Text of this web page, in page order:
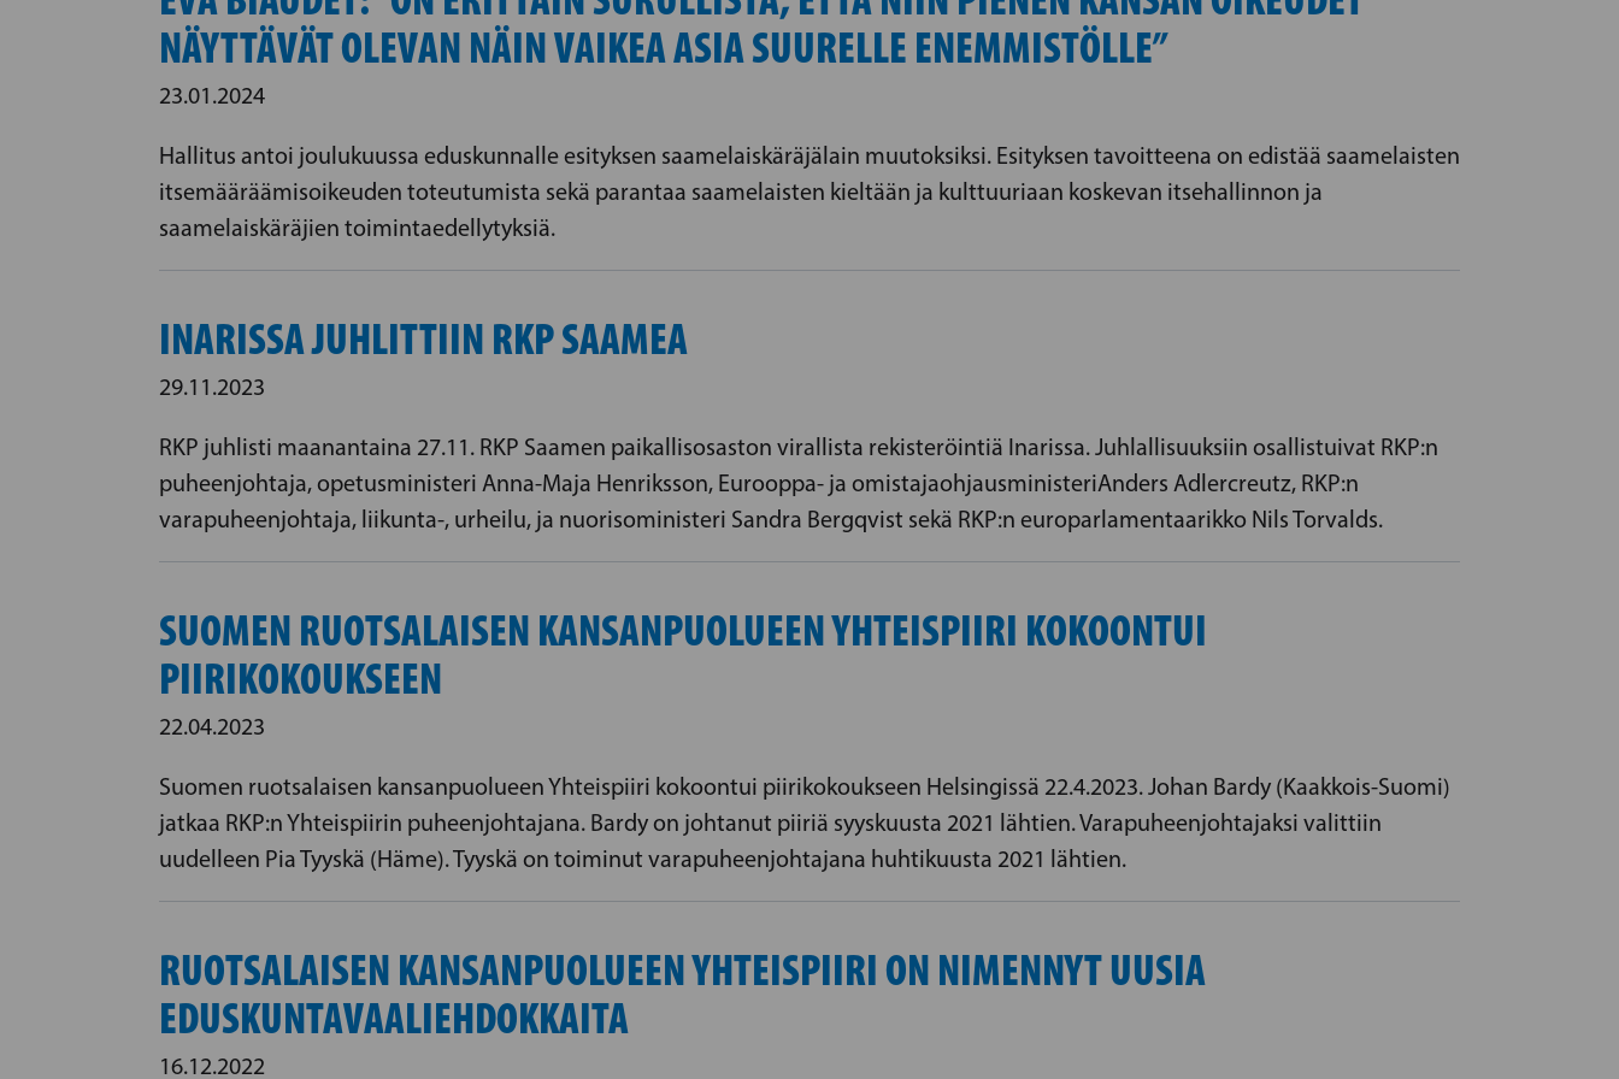
NÄYTTÄVÄT OLEVAN NÄIN VAIKEA ASIA SUURELLE ENEMMISTÖLLE”
23.01.2024
Hallitus antoi joulukuussa eduskunnalle esityksen saamelaiskäräjälain muutoksiksi. Esityksen tavoitteena on edistää saamelaisten
itsemääräämisoikeuden toteutumista sekä parantaa saamelaisten kieltään ja kulttuuriaan koskevan itsehallinnon ja
saamelaiskäräjien toimintaedellytyksiä.
INARISSA JUHLITTIIN RKP SAAMEA
29.11.2023
RKP juhlisti maanantaina 27.11. RKP Saamen paikallisosaston virallista rekisteröintiä Inarissa. Juhlallisuuksiin osallistuivat RKP:n
puheenjohtaja, opetusministeri Anna-Maja Henriksson, Eurooppa- ja omistajaohjausministeriAnders Adlercreutz, RKP:n
varapuheenjohtaja, liikunta-, urheilu, ja nuorisoministeri Sandra Bergqvist sekä RKP:n europarlamentaarikko Nils Torvalds.
SUOMEN RUOTSALAISEN KANSANPUOLUEEN YHTEISPIIRI KOKOONTUI
PIIRIKOKOUKSEEN
22.04.2023
Suomen ruotsalaisen kansanpuolueen Yhteispiiri kokoontui piirikokoukseen Helsingissä 22.4.2023. Johan Bardy (Kaakkois-Suomi)
jatkaa RKP:n Yhteispiirin puheenjohtajana. Bardy on johtanut piiriä syyskuusta 2021 lähtien. Varapuheenjohtajaksi valittiin
uudelleen Pia Tyyskä (Häme). Tyyskä on toiminut varapuheenjohtajana huhtikuusta 2021 lähtien.
RUOTSALAISEN KANSANPUOLUEEN YHTEISPIIRI ON NIMENNYT UUSIA
EDUSKUNTAVAALIEHDOKKAITA
16.12.2022